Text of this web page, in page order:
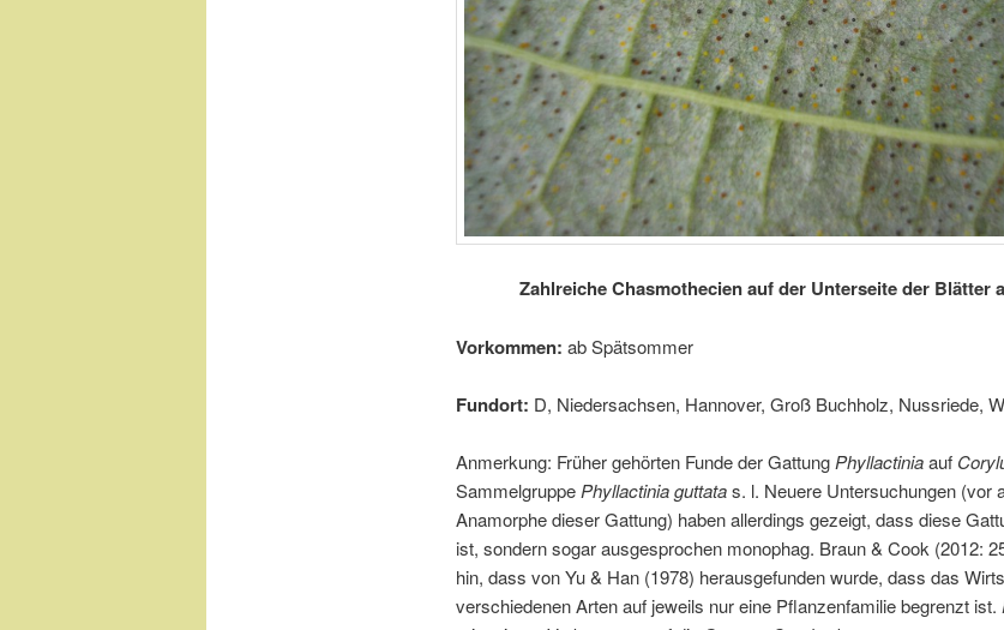
Zahlreiche Chasmothecien auf der Unterseite der Blätter
Vorkommen: ab Spätsommer
Fundort: D, Niedersachsen, Hannover, Groß Buchholz, Nussriede,
Anmerkung: Früher gehörten Funde der GattungPhyllactiniaauf
SammelgruppePhyllactinia guttatas. l. Neuere Untersuchungen (vor
Anamorphe dieser Gattung) haben allerdings gezeigt, dass diese
ist, sondern sogar ausgesprochen monophag. Braun & Cook (2012:
hin, dass von Yu & Han (1978) herausgefunden wurde, dass das
verschiedenen Arten auf jeweils nur eine Pflanzenfamilie begrenzt ist.